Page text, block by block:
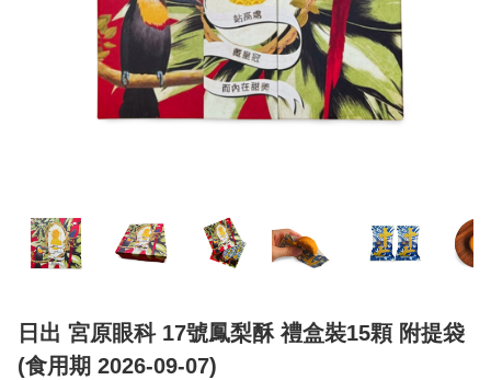
日出 宮原眼科 17號鳳梨酥 禮盒裝15顆 附提袋
(食用期 2026-09-07)